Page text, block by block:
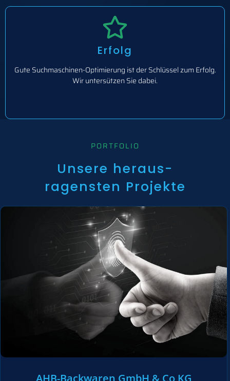
Erfolg
Gute Suchmaschinen-Optimierung ist der Schlüssel zum Erfolg.
Wir untersützen Sie dabei.
PORTFOLIO
Unsere heraus-
ragensten Projekte